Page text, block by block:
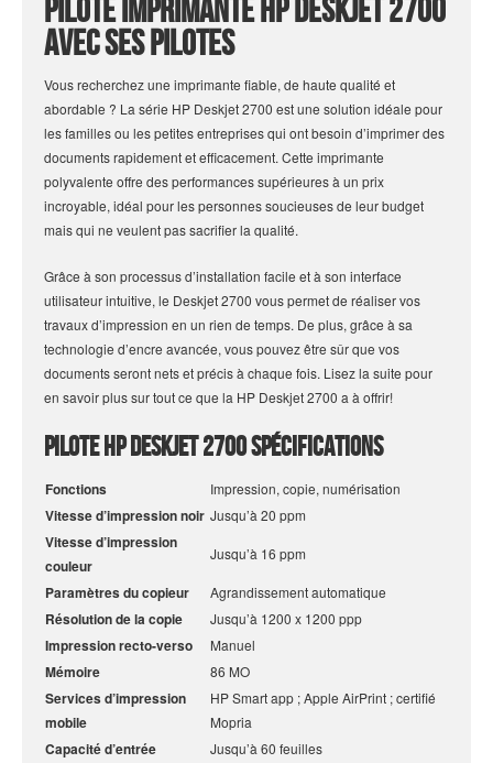
Pilote Imprimante Hp Deskjet 2700
avec ses Pilotes
Vous recherchez une imprimante fiable, de haute qualité et
abordable ? La série HP Deskjet 2700 est une solution idéale pour
les familles ou les petites entreprises qui ont besoin d’imprimer des
documents rapidement et efficacement. Cette imprimante
polyvalente offre des performances supérieures à un prix
incroyable, idéal pour les personnes soucieuses de leur budget
mais qui ne veulent pas sacrifier la qualité.
Grâce à son processus d’installation facile et à son interface
utilisateur intuitive, le Deskjet 2700 vous permet de réaliser vos
travaux d’impression en un rien de temps. De plus, grâce à sa
technologie d’encre avancée, vous pouvez être sûr que vos
documents seront nets et précis à chaque fois. Lisez la suite pour
en savoir plus sur tout ce que la HP Deskjet 2700 a à offrir!
Pilote HP Deskjet 2700 Spécifications
Fonctions Impression, copie, numérisation
Vitesse d’impression noir Jusqu’à 20 ppm
Vitesse d’impression
couleur
Jusqu’à 16 ppm
Paramètres du copieur Agrandissement automatique
Résolution de la copie Jusqu’à 1200 x 1200 ppp
Impression recto-verso Manuel
Mémoire 86 MO
Services d’impression
mobile
HP Smart app ; Apple AirPrint ; certifié
Mopria
Capacité d’entrée Jusqu’à 60 feuilles